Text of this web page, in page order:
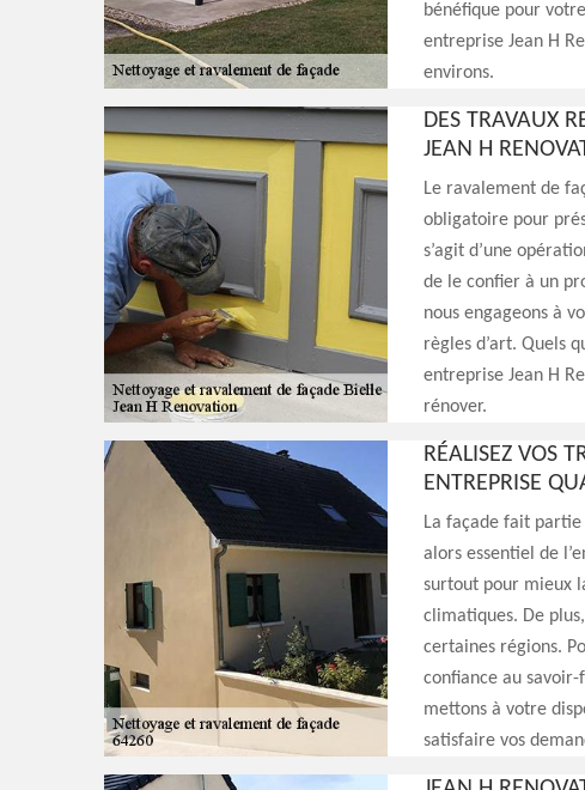
bénéfique pour
entreprise Jean H
environs.
DES TRAVAUX
JEAN H
Le ravalement de
obligatoire pour
s’agit d’une
de le confier à un
nous engageons à
règles d’art. Quels
entreprise Jean H
rénover.
RÉALISEZ VOS
ENTREPRISE
La façade fait
alors essentiel de
surtout pour mieux
climatiques. De
certaines régions.
confiance au
mettons à votre
satisfaire vos